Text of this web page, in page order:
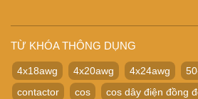
TỪ KHÓA THÔNG DỤNG
4x18awg 4x20awg 4x24awg
contactor
cos cos dây điện đồng